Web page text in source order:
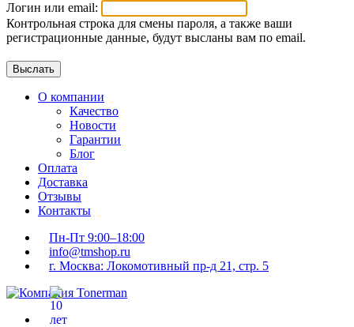
Логин или email:
Контрольная строка для смены пароля, а также ваши
регистрационные данные, будут высланы вам по email.
О компании
Качество
Новости
Гарантии
Блог
Оплата
Доставка
Отзывы
Контакты
Пн-Пт 9:00–18:00
info@tmshop.ru
г. Москва: Локомотивный пр-д 21, стр. 5